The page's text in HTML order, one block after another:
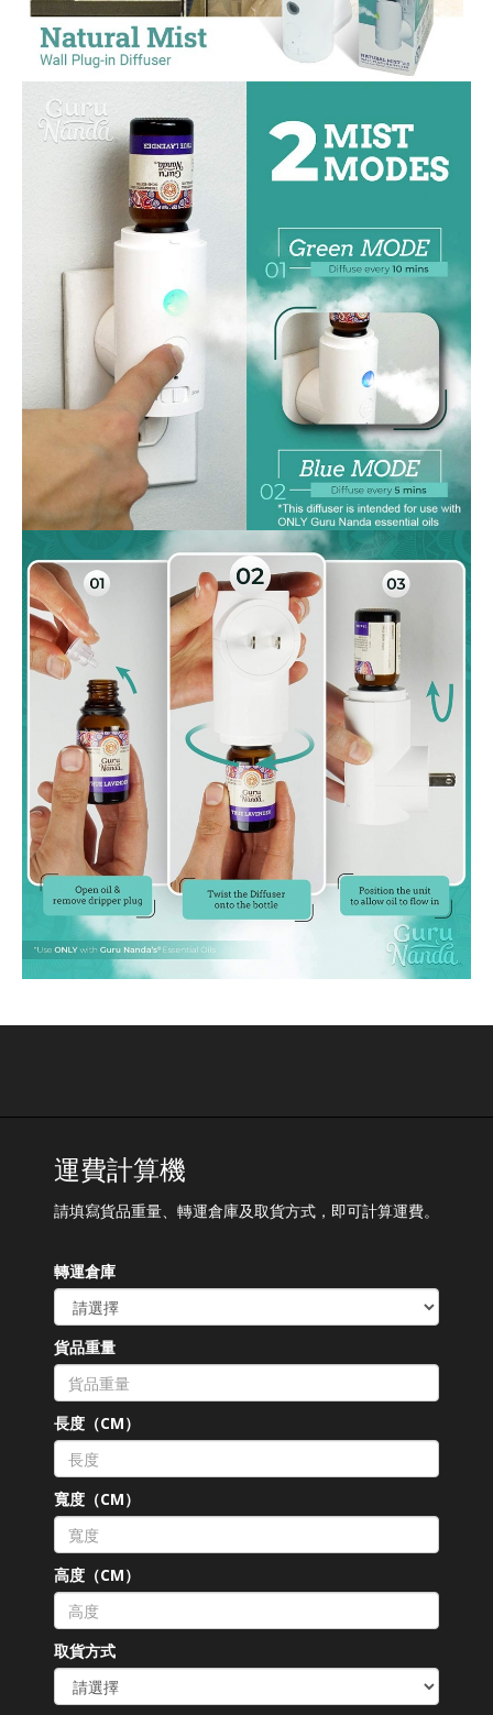
運費計算機
請填寫貨品重量、轉運倉庫及取貨方式，即可計算運費。
轉運倉庫
貨品重量
長度（CM）
寬度（CM）
高度（CM）
取貨方式